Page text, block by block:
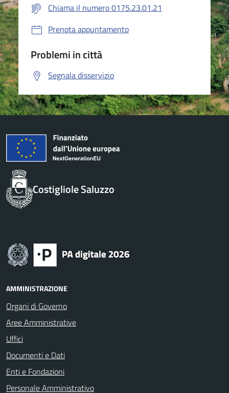
Chiama il numero 0175.23.01.21
Prenota appuntamento
Problemi in città
Segnala disservizio
Costigliole Saluzzo
AMMINISTRAZIONE
Organi di Governo
Aree Amministrative
Uffici
Documenti e Dati
Enti e Fondazioni
Personale Amministrativo